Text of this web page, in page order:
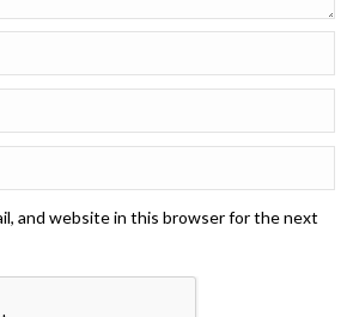
and website in this browser for the next